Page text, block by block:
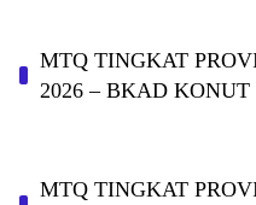
MTQ TINGKAT
2026 – BKAD KONUT
MTQ TINGKAT